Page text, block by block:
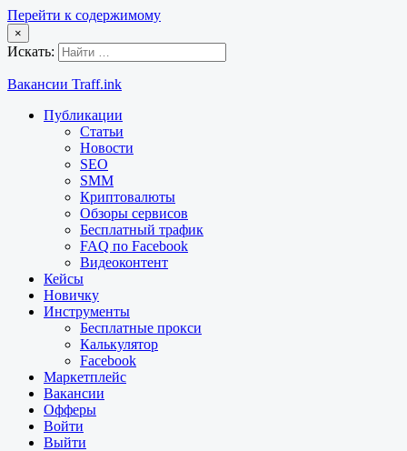
Перейти к содержимому
×
Искать:
Вакансии Traff.ink
Публикации
Статьи
Новости
SEO
SMM
Криптовалюты
Обзоры сервисов
Бесплатный трафик
FAQ по Facebook
Видеоконтент
Кейсы
Новичку
Инструменты
Бесплатные прокси
Калькулятор
Facebook
Маркетплейс
Вакансии
Офферы
Войти
Выйти